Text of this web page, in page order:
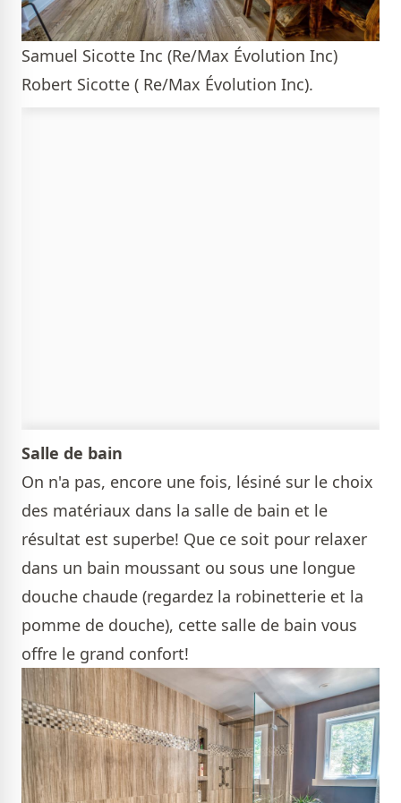
Samuel Sicotte Inc (Re/Max Évolution Inc)
Robert Sicotte ( Re/Max Évolution Inc).
Salle de bain
On n'a pas, encore une fois, lésiné sur le choix
des matériaux dans la salle de bain et le
résultat est superbe! Que ce soit pour relaxer
dans un bain moussant ou sous une longue
douche chaude (regardez la robinetterie et la
pomme de douche), cette salle de bain vous
offre le grand confort!